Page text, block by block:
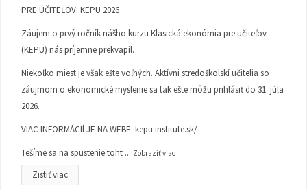
PRE UČITEĽOV: KEPU 2026
Záujem o prvý ročník nášho kurzu Klasická ekonómia pre učiteľov
(KEPU) nás príjemne prekvapil.
Niekoľko miest je však ešte voľných. Aktívni stredoškolskí učitelia so
záujmom o ekonomické myslenie sa tak ešte môžu prihlásiť do 31. júla
2026.
VIAC INFORMÁCIÍ JE NA WEBE: kepu.institute.sk/
Tešíme sa na spustenie toht ... Zobraziť viac
Zistiť viac